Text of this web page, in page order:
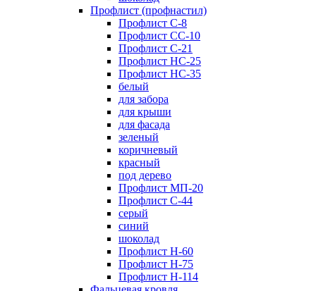
Профлист (профнастил)
Профлист С-8
Профлист СС-10
Профлист C-21
Профлист НС-25
Профлист НС-35
белый
для забора
для крыши
для фасада
зеленый
коричневый
красный
под дерево
Профлист МП-20
Профлист С-44
серый
синий
шоколад
Профлист Н-60
Профлист Н-75
Профлист H-114